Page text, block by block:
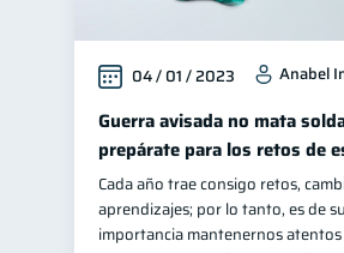
04 / 01 / 2023 Anabel
Guerra avisada no mata
prepárate para los retos de
Cada año trae consigo retos,
aprendizajes; por lo tanto, es de
importancia mantenernos